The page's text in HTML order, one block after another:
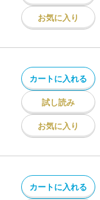
お気に入り
カートに入れる
試し読み
お気に入り
カートに入れる